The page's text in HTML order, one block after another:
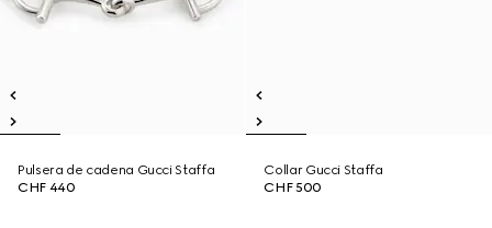
Pulsera de cadena Gucci Staffa
CHF 440
Collar Gucci Staffa
CHF 500